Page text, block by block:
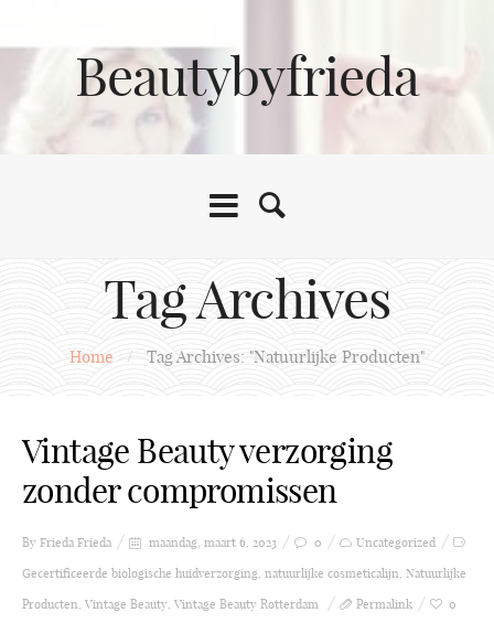
Beautybyfrieda
Tag Archives
Home / Tag Archives: "Natuurlijke Producten"
Vintage Beauty verzorging
zonder compromissen
By Frieda Frieda maandag, maart 6, 2023 0
Uncategorized
Gecertificeerde biologische huidverzorging, natuurlijke cosmeticalijn, Natuurlijke
Producten, Vintage Beauty, Vintage Beauty Rotterdam Permalink 0